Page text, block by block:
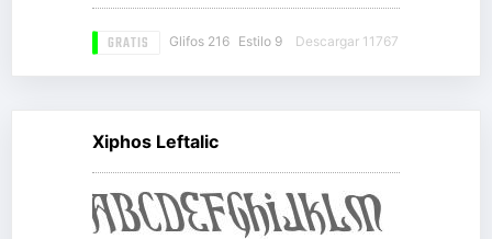
GRATIS Glifos 216 Estilo 9 Descargar 11767
Xiphos Leftalic